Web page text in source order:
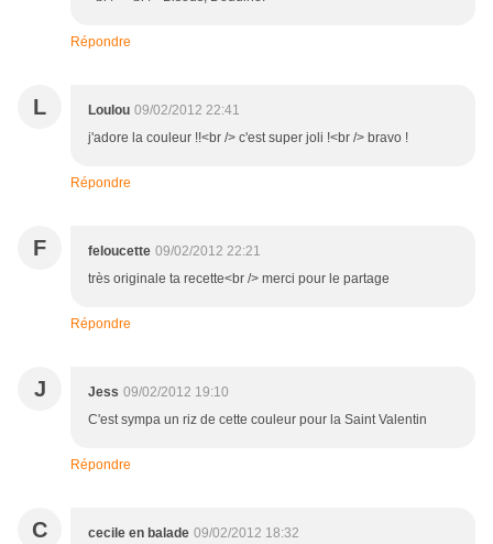
Répondre
L Loulou 09/02/2012 22:41
j'adore la couleur !!<br /> c'est super joli !<br /> bravo !
Répondre
F feloucette 09/02/2012 22:21
très originale ta recette<br /> merci pour le partage
Répondre
J Jess 09/02/2012 19:10
C'est sympa un riz de cette couleur pour la Saint Valentin
Répondre
C cecile en balade 09/02/2012 18:32